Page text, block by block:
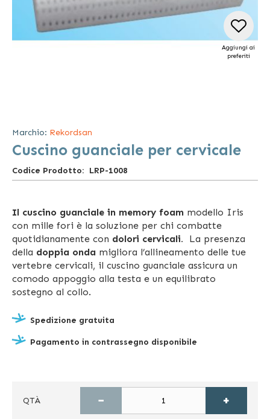
galleria
di
Aggiungi ai
preferiti
Marchio: Rekordsan
Cuscino guanciale per cervicale
Codice Prodotto LRP-1008
Il cuscino guanciale in memory foam modello Iris
con mille fori è la soluzione per chi combatte
quotidianamente con dolori cervicali. La presenza
della doppia onda migliora l’allineamento delle tue
vertebre cervicali, il cuscino guanciale assicura un
comodo appoggio alla testa e un equilibrato
sostegno al collo.
Spedizione gratuita
Pagamento in contrassegno disponibile
QTÀ − +